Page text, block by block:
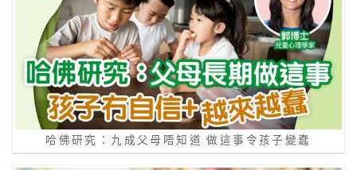
哈佛研究：九成父母唔知道 做這事令孩子變蠢